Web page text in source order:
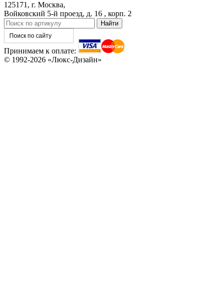
125171, г. Москва,
Войковский 5-й проезд, д. 16 , корп. 2
Принимаем к оплате:
© 1992-2026 «Люкс-Дизайн»